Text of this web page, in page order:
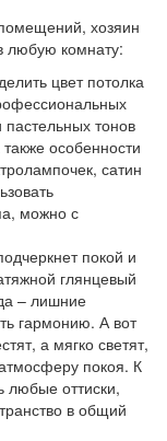
хозяин
любую комнату:
цвет потолка
тонов
особенности
сатин
можно с
покой и
глянцевый
– лишние
гармонию. А вот
а мягко светят,
покоя. К
любые оттиски,
в общий